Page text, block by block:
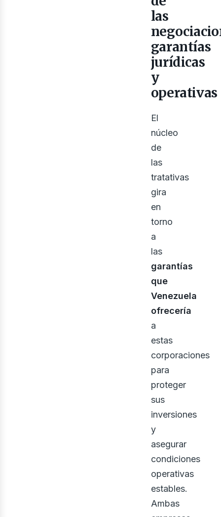
las
garantías
jurídicas
y
operativas
El
núcleo
de
las
tratativas
gira
en
torno
a
las
garantías
que
Venezuela
ofrecería
a
estas
corporaciones
para
proteger
sus
inversiones
y
asegurar
condiciones
operativas
estables.
Ambas